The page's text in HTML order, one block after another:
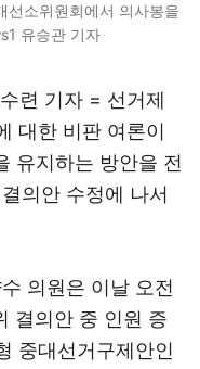
선소위원회에서 의사봉을
유승관 기자
련 기자 = 선거제
대한 비판 여론이
유지하는 방안을 전
의안 수정에 나서
의원은 이날 오전
결의안 중 인원 증
중대선거구제안인